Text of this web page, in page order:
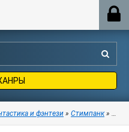
и фэнтези » Стимпанк»